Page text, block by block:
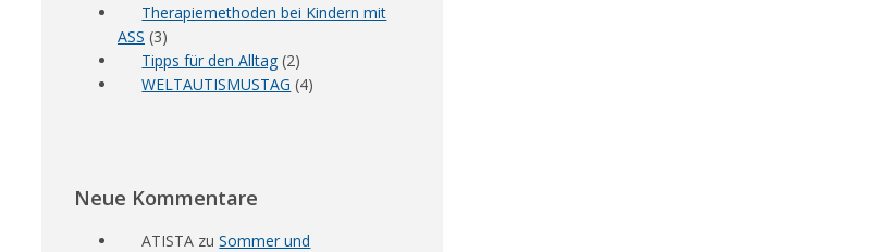
Therapiemethoden bei Kindern mit
ASS (3)
Tipps für den Alltag (2)
WELTAUTISMUSTAG (4)
Neue Kommentare
ATISTA zuSommer und